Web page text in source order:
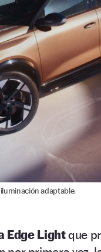
adaptable.
Edge Lightque